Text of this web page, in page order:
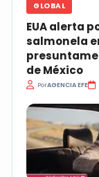
GLOBAL
EUA alerta
salmonela
de México
PorAGENCIA EFE